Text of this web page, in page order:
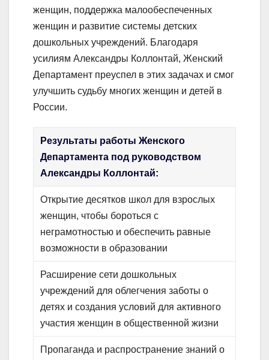
женщин, поддержка малообеспеченных
женщин и развитие системы детских
дошкольных учреждений. Благодаря
усилиям Александры Коллонтай, Женский
Департамент преуспел в этих задачах и смог
улучшить судьбу многих женщин и детей в
России.
Результаты работы Женского
Департамента под руководством
Александры Коллонтай:
Открытие десятков школ для взрослых
женщин, чтобы бороться с
неграмотностью и обеспечить равные
возможности в образовании
Расширение сети дошкольных
учреждений для облегчения заботы о
детях и создания условий для активного
участия женщин в общественной жизни
Пропаганда и распространение знаний о